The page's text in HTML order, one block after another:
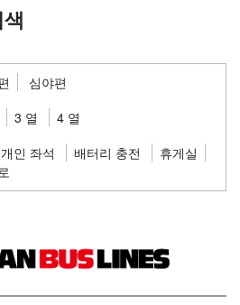
심야편
3 열 4 열
인 좌석 배터리 충전
휴게실